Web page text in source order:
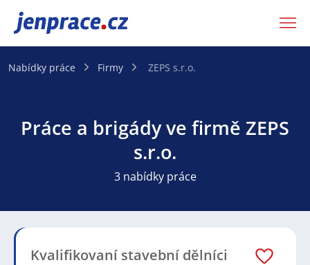
JenPráce.cz
Nabídky práce Firmy ZEPS s.r.o.
Práce a brigády ve firmě ZEPS
s.r.o.
3 nabídky práce
Kvalifikovaní stavební dělníci